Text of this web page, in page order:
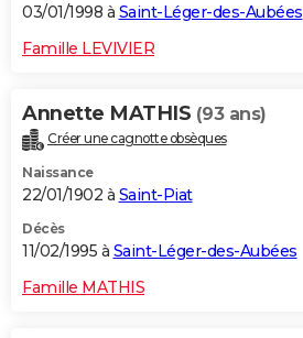
03/01/1998 à Saint-Léger-des-Aubées
Famille LEVIVIER
Annette MATHIS (93 ans)
Créer une cagnotte obsèques
Naissance
22/01/1902 à Saint-Piat
Décès
11/02/1995 à Saint-Léger-des-Aubées
Famille MATHIS